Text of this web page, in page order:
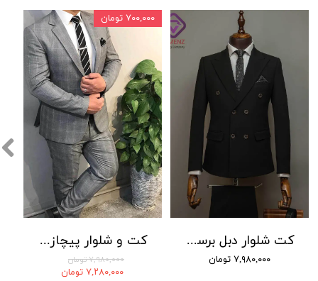
کت و شلوار پیچازی بردان رنگ 001
۷,۹۸۰,۰۰۰ تومان
۷,۲۸۰,۰۰۰ تومان
۷۰۰,۰۰۰ تومان
کت شلوار دبل برست LOMENZ کد 002
۷,۹۸۰,۰۰۰ تومان